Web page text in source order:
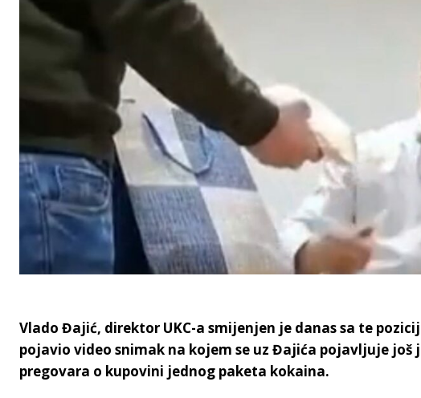
Vlado Đajić, direktor UKC-a smijenjen je danas sa te
pojavio video snimak na kojem se uz Đajića pojavljuje još
pregovara o kupovini jednog paketa kokaina.